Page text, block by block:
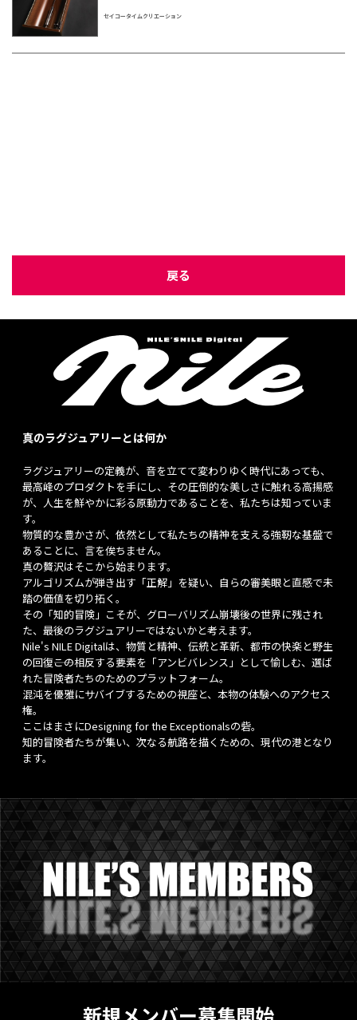
セイコータイムクリエーション
戻る
真のラグジュアリーとは何か
ラグジュアリーの定義が、音を立てて変わりゆく時代にあっても、
最高峰のプロダクトを手にし、その圧倒的な美しさに触れる高揚感
が、人生を鮮やかに彩る原動力であることを、私たちは知っていま
す。
物質的な豊かさが、依然として私たちの精神を支える強靭な基盤で
あることに、言を俟ちません。
真の贅沢はそこから始まります。
アルゴリズムが弾き出す「正解」を疑い、自らの審美眼と直感で未
踏の価値を切り拓く。
その「知的冒険」こそが、グローバリズム崩壊後の世界に残され
た、最後のラグジュアリーではないかと考えます。
Nile's NILE Digitalは、物質と精神、伝統と革新、都市の快楽と野生
の回復――この相反する要素を「アンビバレンス」として愉しむ、選ば
れた冒険者たちのためのプラットフォーム。
混沌を優雅にサバイブするための視座と、本物の体験へのアクセス
権。
ここはまさにDesigning for the Exceptionalsの砦。
知的冒険者たちが集い、次なる航路を描くための、現代の港となり
ます。